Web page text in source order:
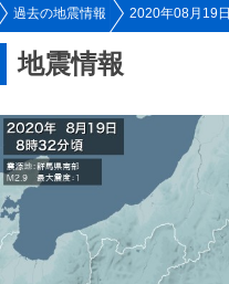
過去の地震情報 2020年08月19日
地震情報